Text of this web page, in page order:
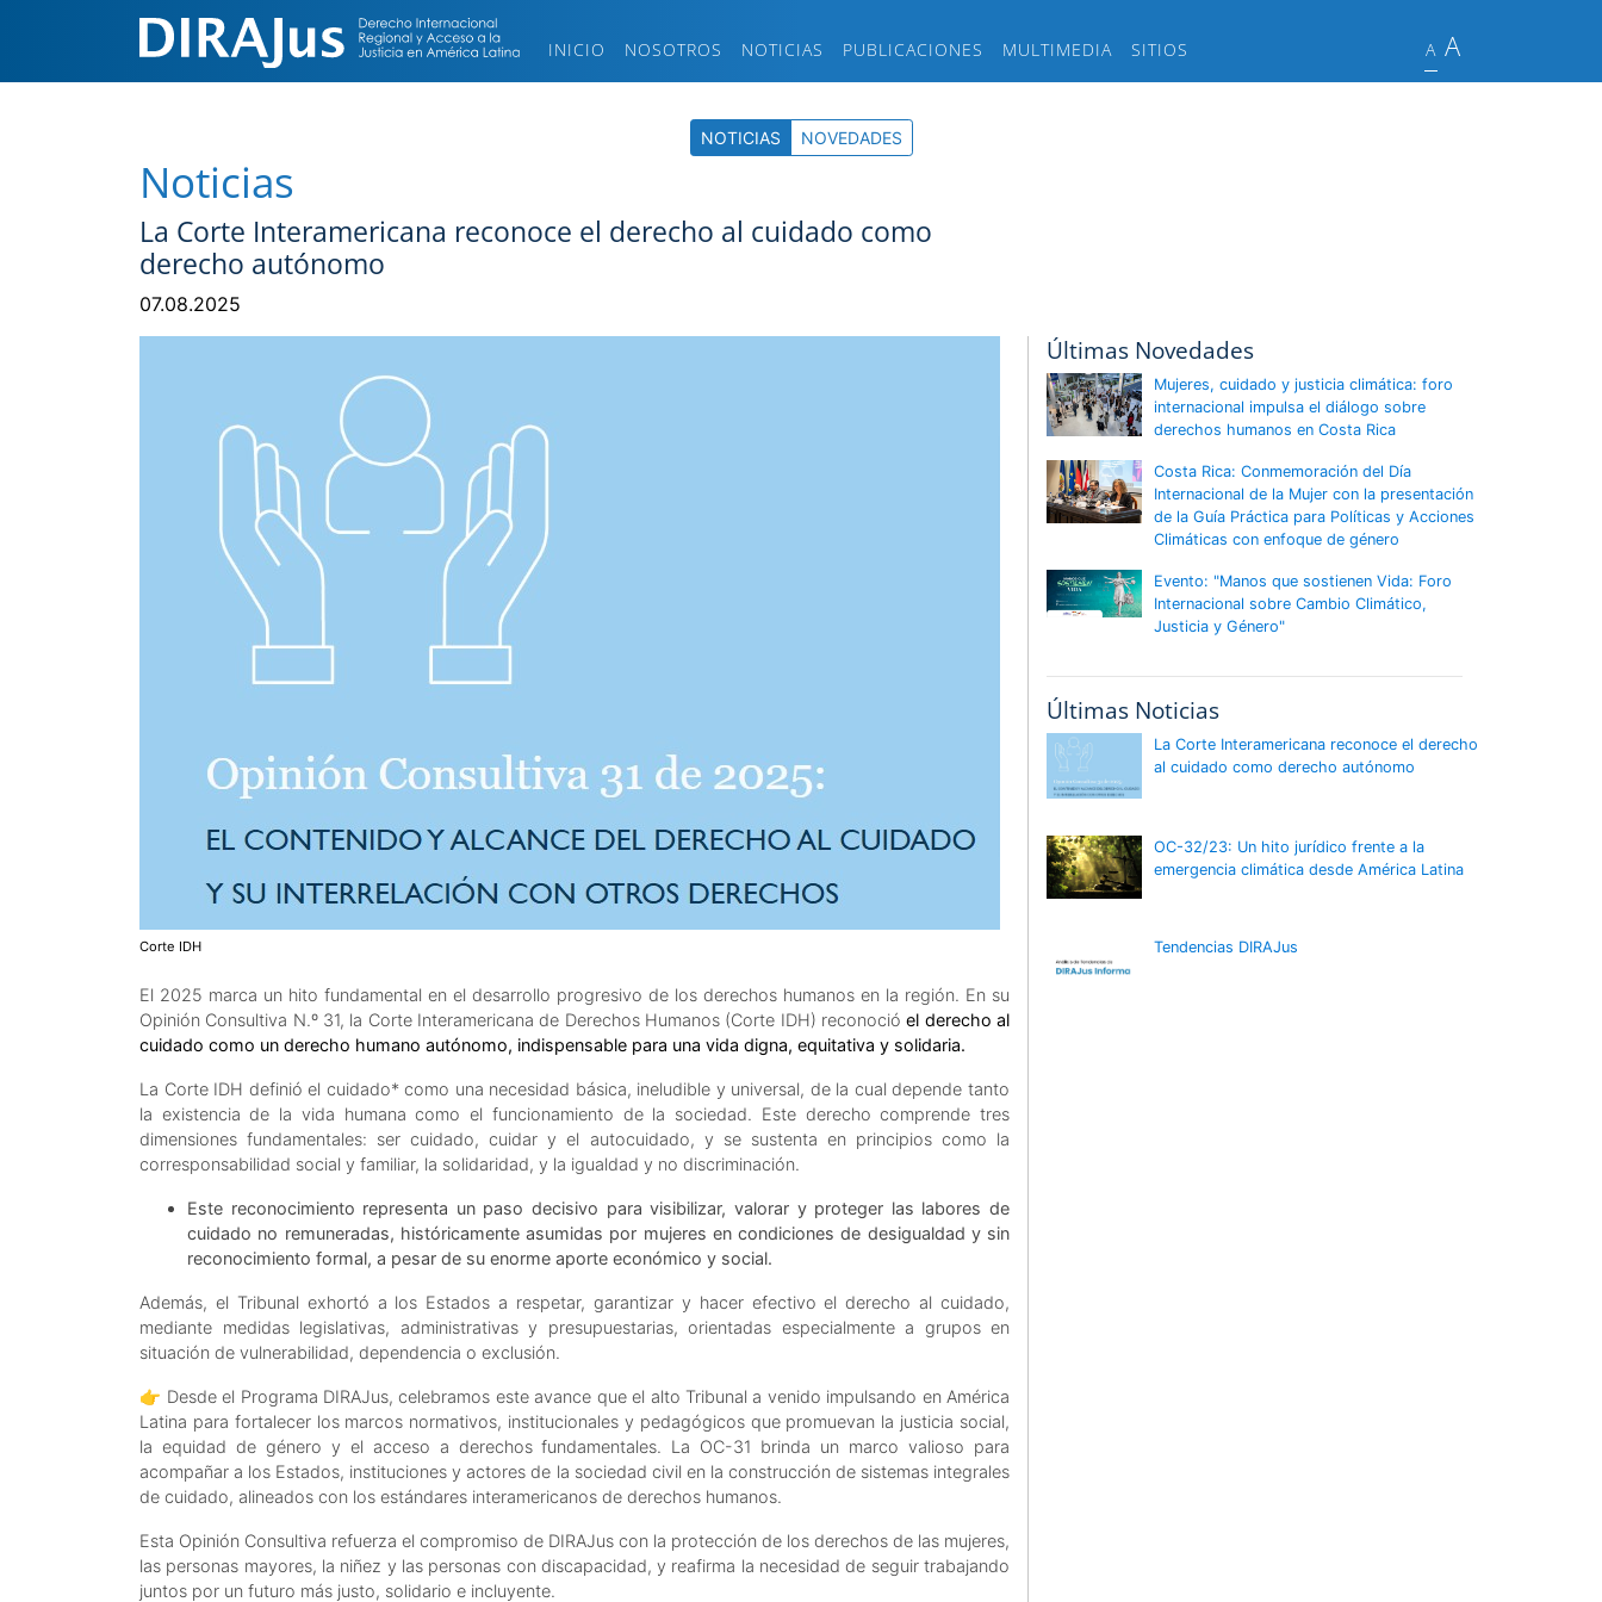
INICIO NOSOTROS NOTICIAS PUBLICACIONES MULTIMEDIA SITIOS A A
NOTICIAS NOVEDADES
Noticias
La Corte Interamericana reconoce el derecho al cuidado como
derecho autónomo
07.08.2025
Corte IDH
El 2025 marca un hito fundamental en el desarrollo progresivo de los derechos humanos en la región. En su
Opinión Consultiva N.º 31, la Corte Interamericana de Derechos Humanos (Corte IDH) reconocióel derecho al
cuidado como un derecho humano autónomo, indispensable para una vida digna, equitativa y solidaria.
La Corte IDH definió el cuidado* como una necesidad básica, ineludible y universal, de la cual depende tanto
la existencia de la vida humana como el funcionamiento de la sociedad. Este derecho comprende tres
dimensiones fundamentales: ser cuidado, cuidar y el autocuidado, y se sustenta en principios como la
corresponsabilidad social y familiar, la solidaridad, y la igualdad y no discriminación.
Este reconocimiento representa un paso decisivo para visibilizar, valorar y proteger las labores de
cuidado no remuneradas, históricamente asumidas por mujeres en condiciones de desigualdad y sin
reconocimiento formal, a pesar de su enorme aporte económico y social.
Además, el Tribunal exhortó a los Estados a respetar, garantizar y hacer efectivo el derecho al cuidado,
mediante medidas legislativas, administrativas y presupuestarias, orientadas especialmente a grupos en
situación de vulnerabilidad, dependencia o exclusión.
👉 Desde el Programa DIRAJus, celebramos este avance que el alto Tribunal a venido impulsando en América
Latina para fortalecer los marcos normativos, institucionales y pedagógicos que promuevan la justicia social,
la equidad de género y el acceso a derechos fundamentales. La OC-31 brinda un marco valioso para
acompañar a los Estados, instituciones y actores de la sociedad civil en la construcción de sistemas integrales
de cuidado, alineados con los estándares interamericanos de derechos humanos.
Esta Opinión Consultiva refuerza el compromiso de DIRAJus con la protección de los derechos de las mujeres,
las personas mayores, la niñez y las personas con discapacidad, y reafirma la necesidad de seguir trabajando
juntos por un futuro más justo, solidario e incluyente.
Últimas Novedades
Mujeres, cuidado y justicia climática: foro
internacional impulsa el diálogo sobre
derechos humanos en Costa Rica
Costa Rica: Conmemoración del Día
Internacional de la Mujer con la presentación
de la Guía Práctica para Políticas y Acciones
Climáticas con enfoque de género
Evento: "Manos que sostienen Vida: Foro
Internacional sobre Cambio Climático,
Justicia y Género"
Últimas Noticias
La Corte Interamericana reconoce el derecho
al cuidado como derecho autónomo
OC-32/23: Un hito jurídico frente a la
emergencia climática desde América Latina
Tendencias DIRAJus